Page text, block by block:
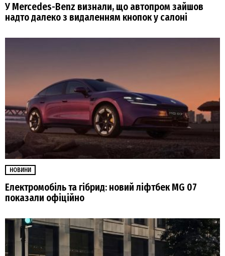
У Mercedes-Benz визнали, що автопром зайшов
надто далеко з видаленням кнопок у салоні
НОВИНИ
Електромобіль та гібрид: новий ліфтбек MG 07
показали офіційно